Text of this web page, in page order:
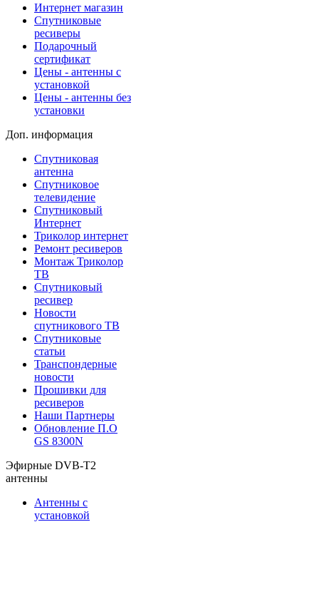
Интернет магазин
Спутниковые
ресиверы
Подарочный
сертификат
Цены - антенны с
установкой
Цены - антенны без
установки
Доп. информация
Спутниковая
антенна
Спутниковое
телевидение
Спутниковый
Интернет
Триколор интернет
Ремонт ресиверов
Монтаж Триколор
ТВ
Спутниковый
ресивер
Новости
спутникового ТВ
Спутниковые
статьи
Транспондерные
новости
Прошивки для
ресиверов
Наши Партнеры
Обновление П.О
GS 8300N
Эфирные DVB-T2
антенны
Антенны с
установкой